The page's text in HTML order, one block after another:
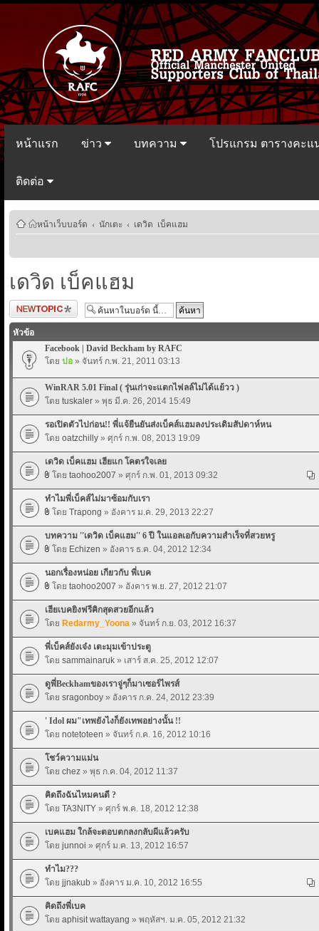
หน้าแรก ข่าว บทความ โปรแกรม ตารางคะ
ติดต่อ
หน้าเว็บบอร์ด ‹ นักเตะ ‹ เดวิด เบ็คแฮม
เดวิด เบ็คแฮม
ตั้งกระทู้ใหม่
หัวข้อ
Facebook | David Beckham by RAFC
โดย ปอ » จันทร์ ก.พ. 21, 2011 03:13
WinRAR 5.01 Final ( รุ่นเก่าจะแตกไฟลล์ไม่ได้แย้วว )
โดย tuskaler » พุธ มี.ค. 26, 2014 15:49
รอเปิดตัวไปก่อน!! พี่แจ้ยืนยันส่งเบ็คส์แฮมลงประเดิมสัปดาห์หน
โดย oatzchilly » ศุกร์ ก.พ. 08, 2013 19:09
เดวิด เบ็คแฮม เฮียแก โคตรใจเลย
โดย taohoo2007 » ศุกร์ ก.พ. 01, 2013 09:32
ทำไมพี่เบ็คส์ไม่มาซ้อมกับเรา
โดย Trapong » อังคาร ม.ค. 29, 2013 22:27
บทความ ''เดวิด เบ็คแฮม'' 6 ปี ในแอลเอกับความสำเร็จที่สวยหรู
โดย Echizen » อังคาร ธ.ค. 04, 2012 12:34
นอกเรื่องหน่อย เกียวกับ พี่เบค
โดย taohoo2007 » อังคาร พ.ย. 27, 2012 21:07
เฮียเบคยิงฟรีคิกสุดสวยอีกแล้ว
โดย Redarmy_Yoona » จันทร์ ก.ย. 03, 2012 16:37
พี่เบ็คส์ยังเจ๋ง เตะมุมเข้าประตู
โดย sammainaruk » เสาร์ ส.ค. 25, 2012 12:07
ดูพี่Beckhamของเราจู่ๆก็มาเซอร์ไพรส์
โดย sragonboy » อังคาร ก.ค. 24, 2012 23:39
' Idol ผม"เทพยังไงก็ยังเทพอย่างนั้น !!
โดย notetoteen » จันทร์ ก.ค. 16, 2012 10:16
โชว์ความแม่น
โดย chez » พุธ ก.ค. 04, 2012 11:37
คิดถึงฉันไหมคนดี ?
โดย TA3NITY » ศุกร์ พ.ค. 18, 2012 12:38
เบคแฮม ใกล้จะตอบตกลงกลับผีแล้วครับ
โดย junnoi » ศุกร์ ม.ค. 13, 2012 16:57
ทำไม???
โดย jjnakub » อังคาร ม.ค. 10, 2012 16:55
คิดถึงพี่เบค
โดย aphisit wattayang » พฤหัสฯ. ม.ค. 05, 2012 21:32